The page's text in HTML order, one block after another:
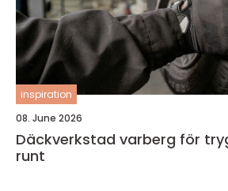
inspiration
08. June 2026
Däckverkstad varberg för
runt